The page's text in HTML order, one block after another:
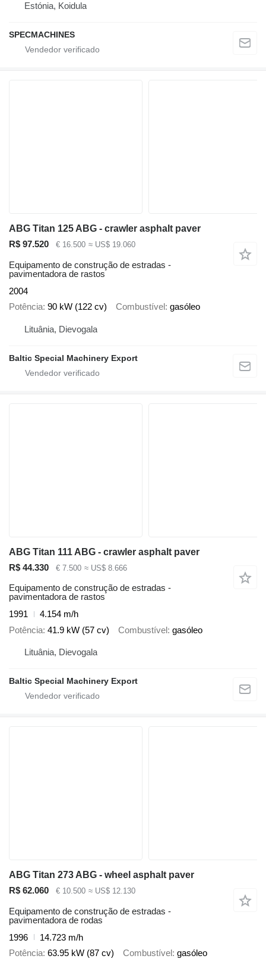
Estónia, Koidula
SPECMACHINES
ABG Titan 125 ABG - crawler asphalt paver
R$ 97.520
€ 16.500 ≈ US$ 19.060
Equipamento de construção de estradas -
pavimentadora de rastos
2004
Potência 90 kW (122 cv) Combustível gasóleo
Lituânia, Dievogala
Baltic Special Machinery Export
ABG Titan 111 ABG - crawler asphalt paver
R$ 44.330
€ 7.500 ≈ US$ 8.666
Equipamento de construção de estradas -
pavimentadora de rastos
1991
4.154 m/h
Potência 41.9 kW (57 cv) Combustível gasóleo
Lituânia, Dievogala
Baltic Special Machinery Export
ABG Titan 273 ABG - wheel asphalt paver
R$ 62.060
€ 10.500 ≈ US$ 12.130
Equipamento de construção de estradas -
pavimentadora de rodas
1996
14.723 m/h
Potência 63.95 kW (87 cv) Combustível gasóleo